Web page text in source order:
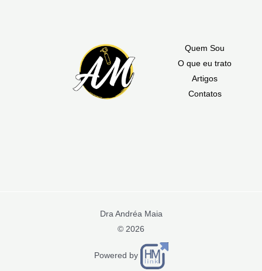
Quem Sou
O que eu trato
Artigos
Contatos
Dra Andréa Maia
© 2026
Powered by